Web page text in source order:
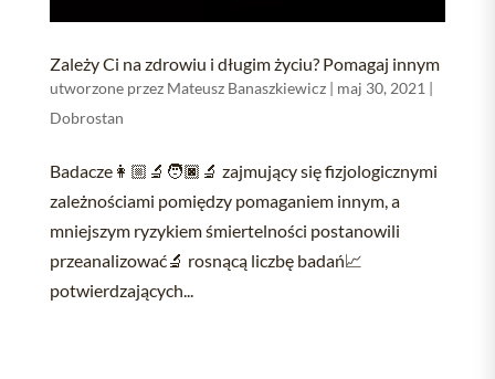
Zależy Ci na zdrowiu i długim życiu? Pomagaj innym
utworzone przez Mateusz Banaszkiewicz| maj 30, 2021 |
Dobrostan
Badacze👩🏼‍🔬🧑🏿‍🔬 zajmujący się fizjologicznymi
zależnościami pomiędzy pomaganiem innym, a
mniejszym ryzykiem śmiertelności postanowili
przeanalizować🔬 rosnącą liczbę badań📈
potwierdzających...